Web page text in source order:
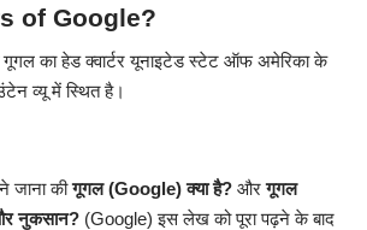
of Google?
का हेड क्वार्टर यूनाइटेड स्टेट ऑफ अमेरिका के
व्यू में स्थित है।
कीगूगल (Google) क्या है? और गूगल
नुकसान? (Google) इस लेख को पूरा पढ़ने के बाद